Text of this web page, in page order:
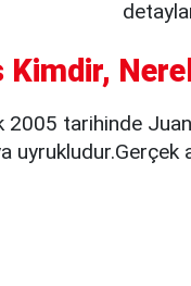
tarihinde